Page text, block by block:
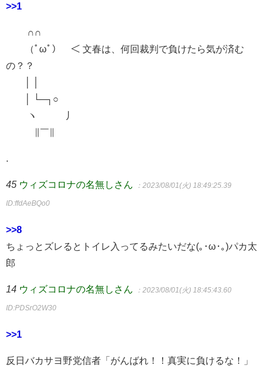
>>1
∩∩
（ﾟωﾟ） ＜ 文春は、何回裁判で負けたら気が済む
の？？
│ └─┐○
ヽ 丿
∥￣∥
45 ウィズコロナの名無しさん ：2023/08/01(火) 18:49:25.39
ID:ffdAeBQo0
>>8
ちょっとズレるとトイレ入ってるみたいだな(｡･ω･｡)パカ太
郎
14 ウィズコロナの名無しさん ：2023/08/01(火) 18:45:43.60
ID:PDSrO2W30
>>1
反日バカサヨ野党信者「がんばれ！！真実に負けるな！」